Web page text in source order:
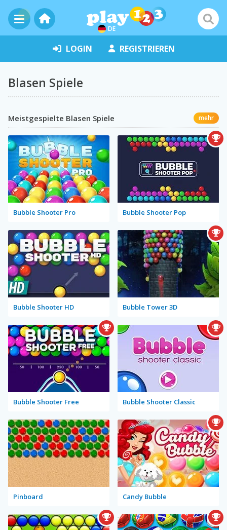
DE
LOGIN REGISTRIEREN
Blasen Spiele
Meistgespielte Blasen Spiele mehr
Bubble Shooter Pro Bubble Shooter Pop
Bubble Shooter HD Bubble Tower 3D
Bubble Shooter Free Bubble Shooter Classic
Pinboard Candy Bubble